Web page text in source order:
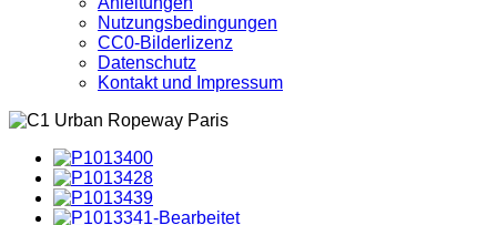
Nutzungsbedingungen
CC0-Bilderlizenz
Datenschutz
Kontakt und Impressum